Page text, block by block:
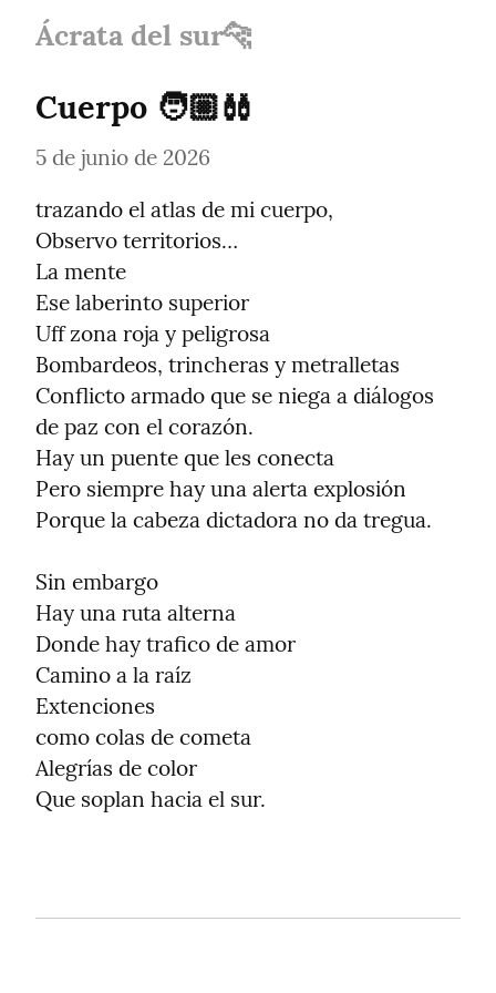
Ácrata del sur🐆
Cuerpo 🧑🏼‍🩰
5 de junio de 2026
trazando el atlas de mi cuerpo,
Observo territorios…
La mente
Ese laberinto superior
Uff zona roja y peligrosa
Bombardeos, trincheras y metralletas
Conflicto armado que se niega a diálogos
de paz con el corazón.
Hay un puente que les conecta
Pero siempre hay una alerta explosión
Porque la cabeza dictadora no da tregua.
Sin embargo
Hay una ruta alterna
Donde hay trafico de amor
Camino a la raíz
Extenciones
como colas de cometa
Alegrías de color
Que soplan hacia el sur.